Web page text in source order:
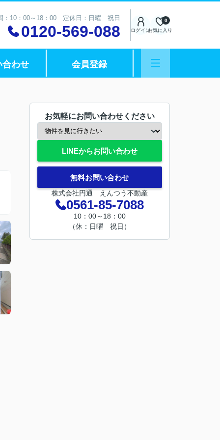
：10：00～18：00 定休日：日曜 祝日
0120-569-088 ログインお気に入り
0
合わせ 会員登録
お気軽にお問い合わせください
LINEからお問い合わせ
無料お問い合わせ
株式会社円通 えんつう不動産
0561-85-7088
10：00～18：00
（休：日曜 祝日）